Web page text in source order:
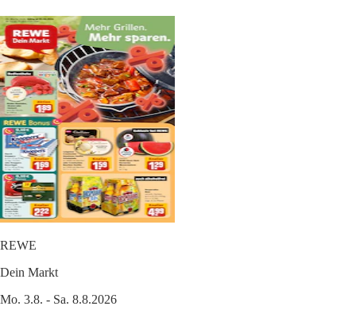
REWE
Dein Markt
Mo. 3.8. - Sa. 8.8.2026